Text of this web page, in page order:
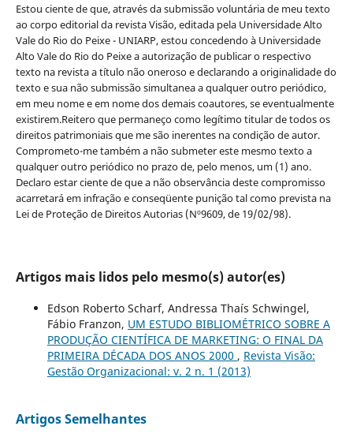
Estou ciente de que, através da submissão voluntária de meu texto
ao corpo editorial da revista Visão, editada pela Universidade Alto
Vale do Rio do Peixe - UNIARP, estou concedendo à Universidade
Alto Vale do Rio do Peixe a autorização de publicar o respectivo
texto na revista a título não oneroso e declarando a originalidade do
texto e sua não submissão simultanea a qualquer outro periódico,
em meu nome e em nome dos demais coautores, se eventualmente
existirem.Reitero que permaneço como legítimo titular de todos os
direitos patrimoniais que me são inerentes na condição de autor.
Comprometo-me também a não submeter este mesmo texto a
qualquer outro periódico no prazo de, pelo menos, um (1) ano.
Declaro estar ciente de que a não observância deste compromisso
acarretará em infração e conseqüente punição tal como prevista na
Lei de Proteção de Direitos Autorias (Nº9609, de 19/02/98).
Artigos mais lidos pelo mesmo(s) autor(es)
Edson Roberto Scharf, Andressa Thaís Schwingel,
Fábio Franzon, UM ESTUDO BIBLIOMÉTRICO SOBRE A
PRODUÇÃO CIENTÍFICA DE MARKETING: O FINAL DA
PRIMEIRA DÉCADA DOS ANOS 2000 , Revista Visão:
Gestão Organizacional: v. 2 n. 1 (2013)
Artigos Semelhantes